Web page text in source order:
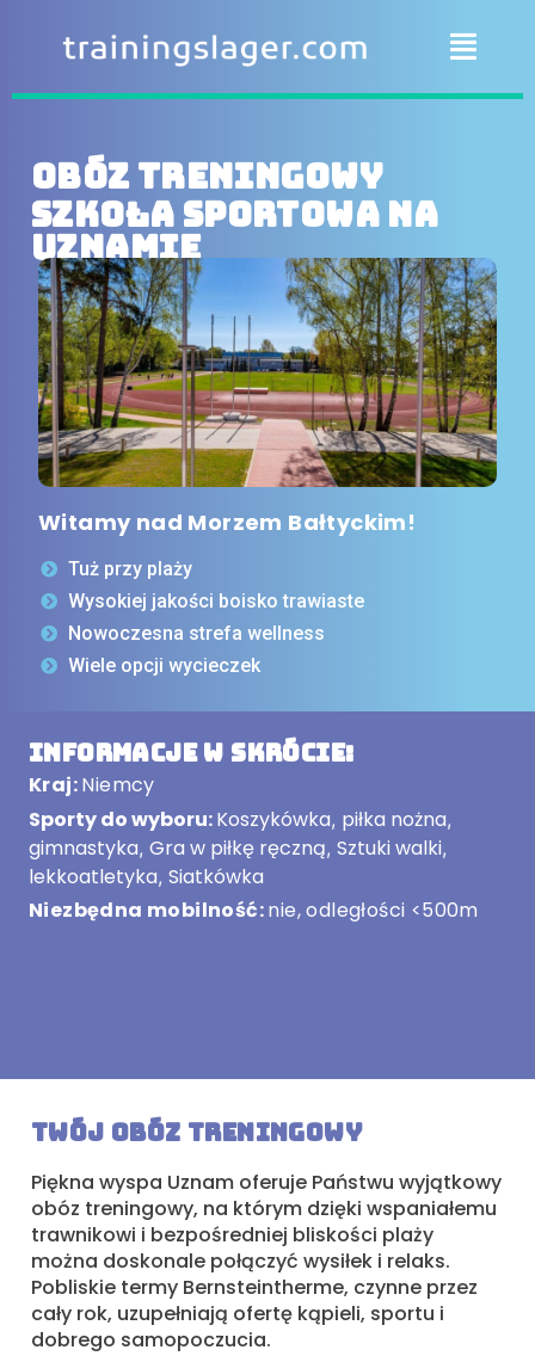
Obóz treningowy
Szkoła sportowa na
Uznamie
Witamy nad Morzem Bałtyckim!
Tuż przy plaży
Wysokiej jakości boisko trawiaste
Nowoczesna strefa wellness
Wiele opcji wycieczek
Informacje w skrócie:
Kraj:Niemcy
Sporty do wyboru:Koszykówka, piłka nożna,
gimnastyka, Gra w piłkę ręczną, Sztuki walki,
lekkoatletyka, Siatkówka
Niezbędna mobilność:nie, odległości <500m
Twój obóz treningowy
Piękna wyspa Uznam oferuje Państwu wyjątkowy
obóz treningowy, na którym dzięki wspaniałemu
trawnikowi i bezpośredniej bliskości plaży
można doskonale połączyć wysiłek i relaks.
Pobliskie termy Bernsteintherme, czynne przez
cały rok, uzupełniają ofertę kąpieli, sportu i
dobrego samopoczucia.